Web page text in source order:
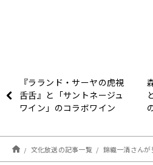
『ラランド・サーヤの虎視
舌舌』と「サントネージュ
ワイン」のコラボワイン
ゼ』が完成！3000本限定
販売！ 「甘くて美味し
い！味噌汁みたいに飲んじ
文化放送の記事一覧 錦織一清さん